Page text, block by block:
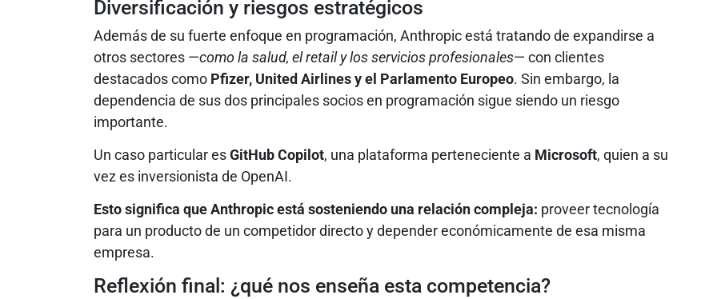
Diversificación y riesgos estratégicos
Además de su fuerte enfoque en programación, Anthropic está tratando de expandirse a
otros sectores —como la salud, el retail y los servicios profesionales— con clientes
destacados como Pfizer, United Airlines y el Parlamento Europeo. Sin embargo, la
dependencia de sus dos principales socios en programación sigue siendo un riesgo
importante.
Un caso particular esGitHub Copilot, una plataforma perteneciente a Microsoft, quien a su
vez es inversionista de OpenAI.
Esto significa que Anthropic está sosteniendo una relación compleja: proveer tecnología
para un producto de un competidor directo y depender económicamente de esa misma
empresa.
Reflexión final: ¿qué nos enseña esta competencia?